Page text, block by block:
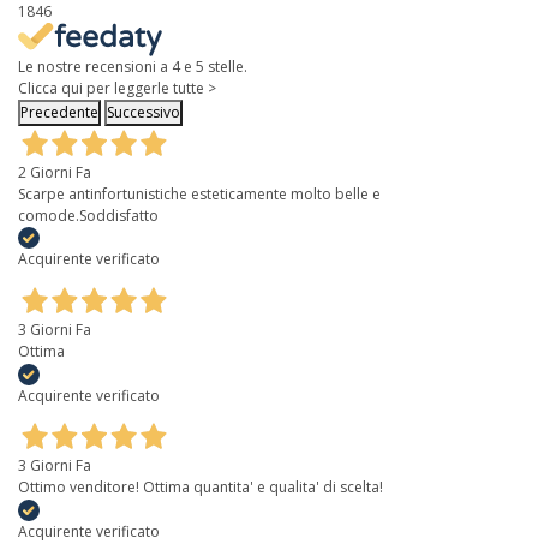
1846
Le nostre recensioni a 4 e 5 stelle.
Clicca qui per leggerle tutte >
Precedente Successivo
2 Giorni Fa
Scarpe antinfortunistiche esteticamente molto belle e
comode.Soddisfatto
Acquirente verificato
3 Giorni Fa
Ottima
Acquirente verificato
3 Giorni Fa
Ottimo venditore! Ottima quantita' e qualita' di scelta!
Acquirente verificato